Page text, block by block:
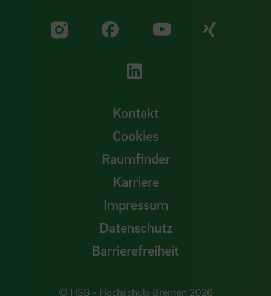
Zu unserer Facebook
Zu
Zu unserer
Kontakt
Cookies
Raumfinder
Karriere
Impressum
Datenschutz
Barrierefreiheit
© HSB - Hochschule Bremen 2026